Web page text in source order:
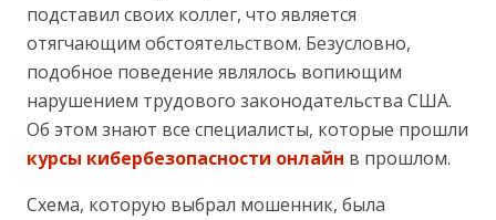
подставил своих коллег, что является
отягчающим обстоятельством. Безусловно,
подобное поведение являлось вопиющим
нарушением трудового законодательства США.
Об этом знают все специалисты, которые прошли
курсы кибербезопасности онлайн в прошлом.
Схема, которую выбрал мошенник, была